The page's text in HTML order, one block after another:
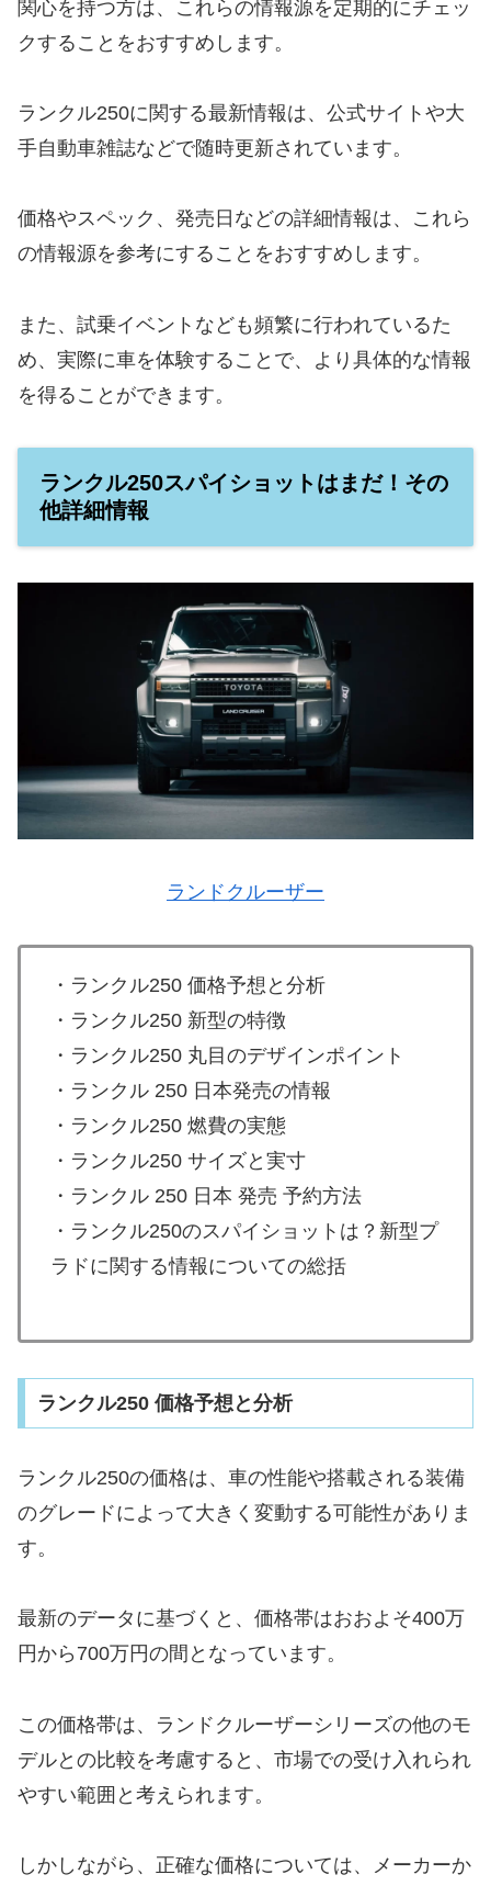
関心を持つ方は、これらの情報源を定期的にチェッ
クすることをおすすめします。
ランクル250に関する最新情報は、公式サイトや大
手自動車雑誌などで随時更新されています。
価格やスペック、発売日などの詳細情報は、これら
の情報源を参考にすることをおすすめします。
また、試乗イベントなども頻繁に行われているた
め、実際に車を体験することで、より具体的な情報
を得ることができます。
ランクル250スパイショットはまだ！その
他詳細情報
ランドクルーザー
・ランクル250 価格予想と分析
・ランクル250 新型の特徴
・ランクル250 丸目のデザインポイント
・ランクル 250 日本発売の情報
・ランクル250 燃費の実態
・ランクル250 サイズと実寸
・ランクル 250 日本 発売 予約方法
・ランクル250のスパイショットは？新型プ
ラドに関する情報についての総括
ランクル250 価格予想と分析
ランクル250の価格は、車の性能や搭載される装備
のグレードによって大きく変動する可能性がありま
す。
最新のデータに基づくと、価格帯はおおよそ400万
円から700万円の間となっています。
この価格帯は、ランドクルーザーシリーズの他のモ
デルとの比較を考慮すると、市場での受け入れられ
やすい範囲と考えられます。
しかしながら、正確な価格については、メーカーか